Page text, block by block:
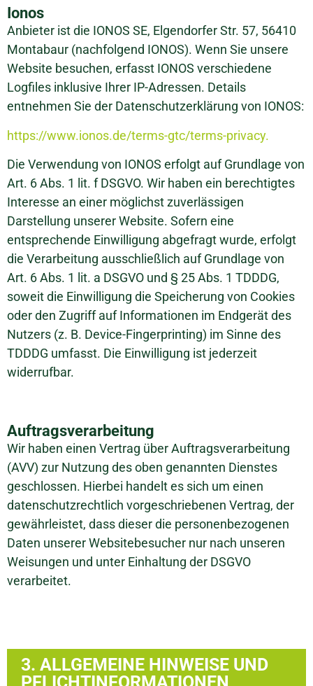
Ionos
Anbieter ist die IONOS SE, Elgendorfer Str. 57, 56410
Montabaur (nachfolgend IONOS). Wenn Sie unsere
Website besuchen, erfasst IONOS verschiedene
Logfiles inklusive Ihrer IP-Adressen. Details
entnehmen Sie der Datenschutzerklärung von IONOS:
https://www.ionos.de/terms-gtc/terms-privacy.
Die Verwendung von IONOS erfolgt auf Grundlage von
Art. 6 Abs. 1 lit. f DSGVO. Wir haben ein berechtigtes
Interesse an einer möglichst zuverlässigen
Darstellung unserer Website. Sofern eine
entsprechende Einwilligung abgefragt wurde, erfolgt
die Verarbeitung ausschließlich auf Grundlage von
Art. 6 Abs. 1 lit. a DSGVO und § 25 Abs. 1 TDDDG,
soweit die Einwilligung die Speicherung von Cookies
oder den Zugriff auf Informationen im Endgerät des
Nutzers (z. B. Device-Fingerprinting) im Sinne des
TDDDG umfasst. Die Einwilligung ist jederzeit
widerrufbar.
Auftragsverarbeitung
Wir haben einen Vertrag über Auftragsverarbeitung
(AVV) zur Nutzung des oben genannten Dienstes
geschlossen. Hierbei handelt es sich um einen
datenschutzrechtlich vorgeschriebenen Vertrag, der
gewährleistet, dass dieser die personenbezogenen
Daten unserer Websitebesucher nur nach unseren
Weisungen und unter Einhaltung der DSGVO
verarbeitet.
3. ALLGEMEINE HINWEISE UND